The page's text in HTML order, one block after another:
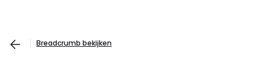
Breadcrumb bekijken